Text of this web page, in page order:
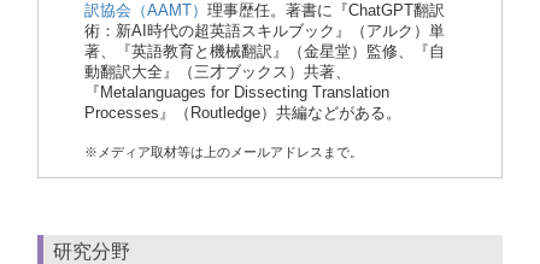
訳協会（AAMT） 理事歴任。著書に『ChatGPT翻訳
術：新AI時代の超英語スキルブック』（アルク）単
著、『英語教育と機械翻訳』（金星堂）監修、『自
動翻訳大全』（三才ブックス）共著、
『Metalanguages for Dissecting Translation
Processes』（Routledge）共編などがある。
※メディア取材等は上のメールアドレスまで。
研究分野